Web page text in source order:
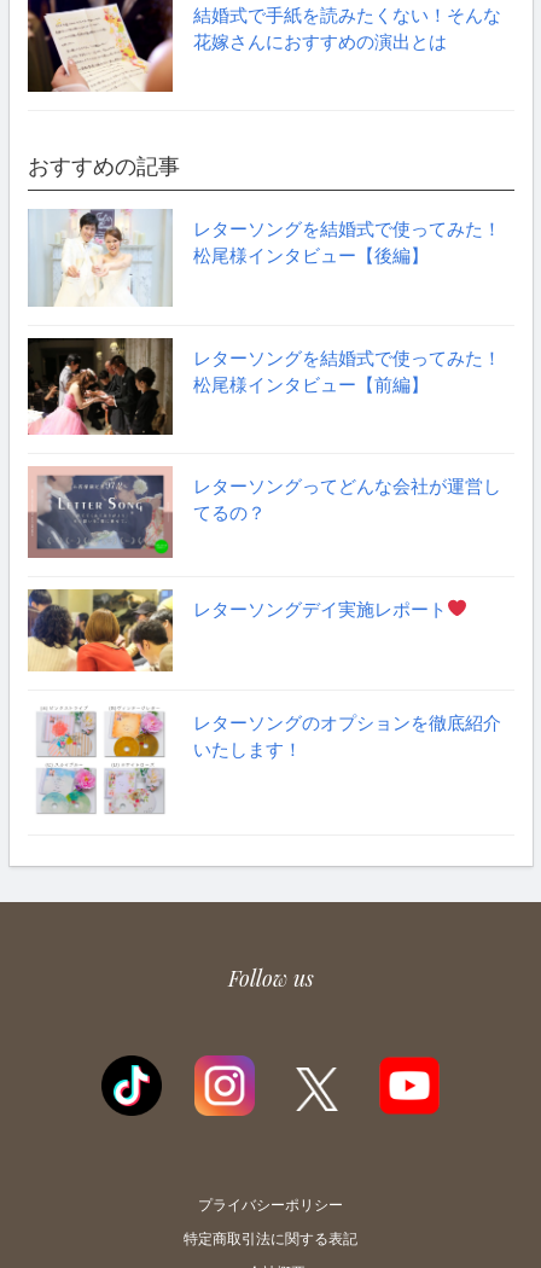
結婚式で手紙を読みたくない！そんな
花嫁さんにおすすめの演出とは
おすすめの記事
レターソングを結婚式で使ってみた！
松尾様インタビュー【後編】
レターソングを結婚式で使ってみた！
松尾様インタビュー【前編】
レターソングってどんな会社が運営し
てるの？
レターソングデイ実施レポート
レターソングのオプションを徹底紹介
いたします！
Follow us
プライバシーポリシー
特定商取引法に関する表記